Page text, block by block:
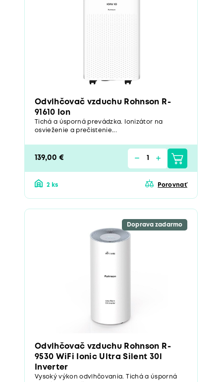
Odvlhčovač vzduchu Rohnson R-
91610 Ion
Tichá a úsporná prevádzka. Ionizátor na
osvieženie a prečistenie...
139,00 €
2 ks Porovnať
Doprava zadarmo
Odvlhčovač vzduchu Rohnson R-
9530 WiFi Ionic Ultra Silent 30l
Inverter
Vysoký výkon odvlhčovania. Tichá a úsporná